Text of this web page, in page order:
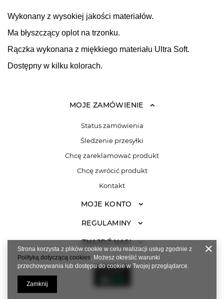
Wykonany z wysokiej jakości materiałów.
Ma błyszczący oplot na trzonku.
Rączka wykonana z miękkiego materiału Ultra Soft.
Dostępny w kilku kolorach.
MOJE ZAMÓWIENIE
Status zamówienia
Śledzenie przesyłki
Chcę zareklamować produkt
Chcę zwrócić produkt
Kontakt
MOJE KONTO
REGULAMINY
ZNAJDŹ NAS!
Strona korzysta z plików cookie w celu realizacji usług zgodnie z
Polityką dotyczącą cookies. Możesz określić warunki
przechowywania lub dostępu do cookie w Twojej przeglądarce.
Zamknij